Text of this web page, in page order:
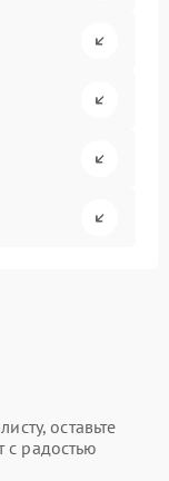
оставьте
радостью